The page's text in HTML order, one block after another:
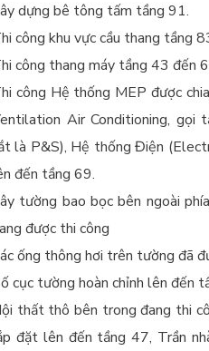
dựng bê tông tấm tầng 91.
công khu vực cầu thang tầng
công thang máy tầng 43 đến
công Hệ thống MEP được
Air Conditioning,
là P&S), Hệ thống Điện
đến tầng 69.
tường bao bọc bên ngoài
được thi công
ống thông hơi trên tường đã
cục tường hoàn chỉnh lên đến
thất thô bên trong đang thi
đặt lên đến tầng 47, Trần